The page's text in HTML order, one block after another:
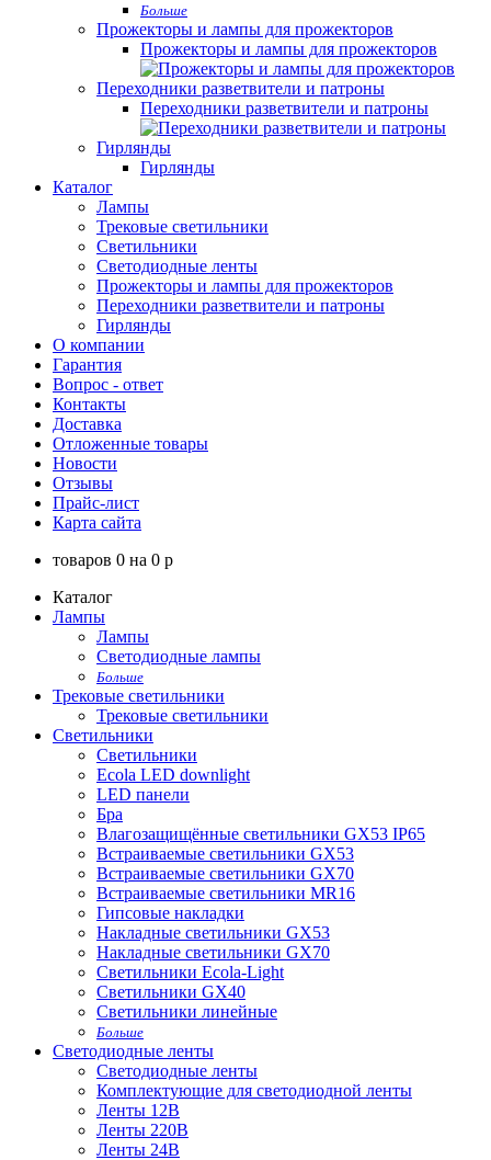
Больше
Прожекторы и лампы для прожекторов
Прожекторы и лампы для прожекторов
Переходники разветвители и патроны
Переходники разветвители и патроны
Гирлянды
Гирлянды
Каталог
Лампы
Трековые светильники
Светильники
Светодиодные ленты
Прожекторы и лампы для прожекторов
Переходники разветвители и патроны
Гирлянды
О компании
Гарантия
Вопрос - ответ
Контакты
Доставка
Отложенные товары
Новости
Отзывы
Прайс-лист
Карта сайта
товаров 0 на 0 p
Каталог
Лампы
Лампы
Светодиодные лампы
Больше
Трековые светильники
Трековые светильники
Светильники
Светильники
Ecola LED downlight
LED панели
Бра
Влагозащищённые светильники GX53 IP65
Встраиваемые светильники GX53
Встраиваемые светильники GX70
Встраиваемые светильники MR16
Гипсовые накладки
Накладные светильники GX53
Накладные светильники GX70
Светильники Ecola-Light
Светильники GX40
Светильники линейные
Больше
Светодиодные ленты
Светодиодные ленты
Комплектующие для светодиодной ленты
Ленты 12В
Ленты 220В
Ленты 24В